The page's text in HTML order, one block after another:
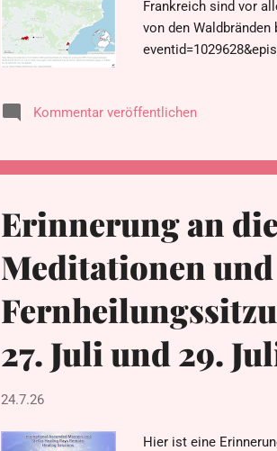
Frankreich sind vor
von den
französische
https://
https://
map-b3021927.html
hervorgerufen –
welche weitere Brände
Kommentar veröffentlichen
Erinnerung an
Meditationen
27. Juli und 29.
24.7.26
Hier ist eine